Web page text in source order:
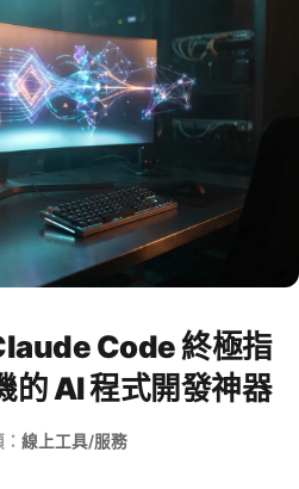
Code 終極指
的 AI 程式開發神器
線上工具/服務